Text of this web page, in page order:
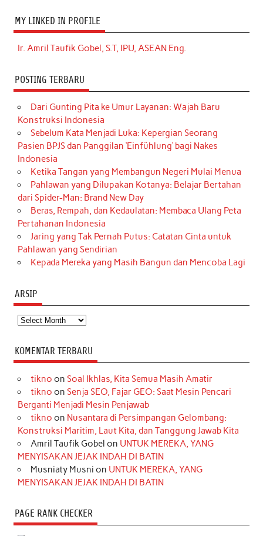
MY LINKED IN PROFILE
Ir. Amril Taufik Gobel, S.T, IPU, ASEAN Eng.
POSTING TERBARU
Dari Gunting Pita ke Umur Layanan: Wajah Baru
Konstruksi Indonesia
Sebelum Kata Menjadi Luka: Kepergian Seorang
Pasien BPJS dan Panggilan ‘Einfühlung’ bagi Nakes
Indonesia
Ketika Tangan yang Membangun Negeri Mulai Menua
Pahlawan yang Dilupakan Kotanya: Belajar Bertahan
dari Spider-Man: Brand New Day
Beras, Rempah, dan Kedaulatan: Membaca Ulang Peta
Pertahanan Indonesia
Jaring yang Tak Pernah Putus: Catatan Cinta untuk
Pahlawan yang Sendirian
Kepada Mereka yang Masih Bangun dan Mencoba Lagi
ARSIP
Arsip
KOMENTAR TERBARU
tikno on Soal Ikhlas, Kita Semua Masih Amatir
tikno on Senja SEO, Fajar GEO: Saat Mesin Pencari
Berganti Menjadi Mesin Penjawab
tikno on Nusantara di Persimpangan Gelombang:
Konstruksi Maritim, Laut Kita, dan Tanggung Jawab Kita
Amril Taufik Gobel on UNTUK MEREKA, YANG
MENYISAKAN JEJAK INDAH DI BATIN
Musniaty Musni on UNTUK MEREKA, YANG
MENYISAKAN JEJAK INDAH DI BATIN
PAGE RANK CHECKER